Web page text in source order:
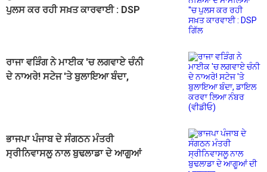
ਪੁਲਸ ਕਰ ਰਹੀ ਸਖ਼ਤ ਕਾਰਵਾਈ : DSP
ਰਾਜਾ ਵੜਿੰਗ ਨੇ ਮਾਈਕ 'ਚ ਲਗਵਾਏ ਚੰਨੀ
ਦੇ ਨਾਅਰੇ! ਸਟੇਜ 'ਤੇ ਬੁਲਾਇਆ ਬੰਦਾ,
ਭਾਜਪਾ ਪੰਜਾਬ ਦੇ ਸੰਗਠਨ ਮੰਤਰੀ
ਸ੍ਰੀਨਿਵਾਸਲੂ ਨਾਲ ਬੁਢਲਾਡਾ ਦੇ ਆਗੂਆਂ